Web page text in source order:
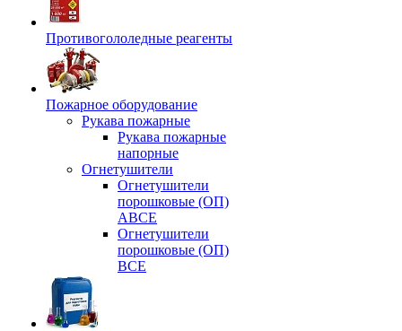
Противогололедные реагенты
Пожарное оборудование
Рукава пожарные
Рукава пожарные
напорные
Огнетушители
Огнетушители
порошковые (ОП)
АВСЕ
Огнетушители
порошковые (ОП)
ВСЕ